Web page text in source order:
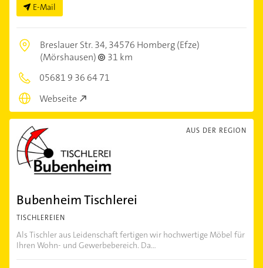
E-Mail
Breslauer Str. 34,34576 Homberg (Efze)
(Mörshausen)
31 km
05681 9 36 64 71
Webseite
AUS DER REGION
Bubenheim Tischlerei
TISCHLEREIEN
Als Tischler aus Leidenschaft fertigen wir hochwertige Möbel für
Ihren Wohn- und Gewerbebereich. Da...